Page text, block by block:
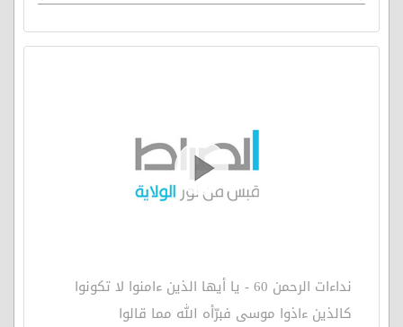
نداءات الرحمن 60 - يا أيها الذين ءامنوا لا تكونوا
كالذين ءاذوا موسى فبرّأه الله مما قالوا